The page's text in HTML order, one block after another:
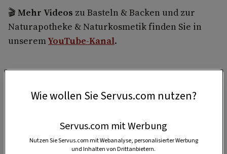
🎬 Mehr Videos zu Basteln & Backen und zur
Naturapotheke & Naturkosmetik finden Sie in
unseremYouTube-Kanal.
1 Stück
35 Minuten
Wie wollen Sie Servus.com nutzen?
Servus.com mit Werbung
Nutzen Sie Servus.com mit Webanalyse, personalisierter Werbung
und Inhalten von Drittanbietern.